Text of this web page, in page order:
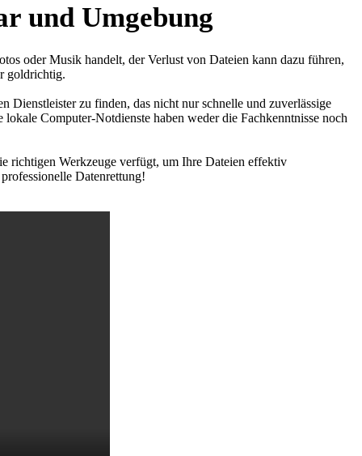
und Umgebung
oder Musik handelt, der Verlust von Dateien kann dazu führen,
goldrichtig.
Dienstleister zu finden, das nicht nur schnelle und zuverlässige
Computer-Notdienste haben weder die Fachkenntnisse noch
richtigen Werkzeuge verfügt, um Ihre Dateien effektiv
Datenrettung!